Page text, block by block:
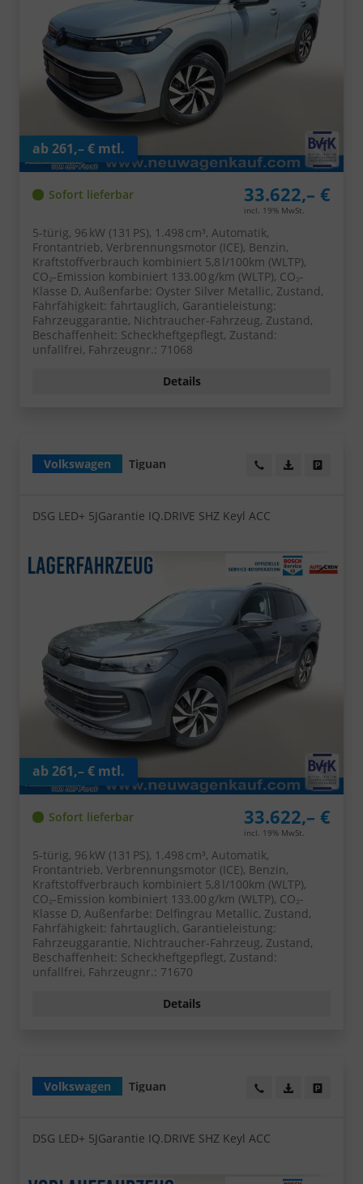
Sofort lieferbar 33.622,– €
incl. 19% MwSt.
ab 261,– € mtl.
5-türig, 96 kW (131 PS), 1.498 cm³, Automatik,
Frontantrieb, Verbrennungsmotor (ICE), Benzin,
Kraftstoffverbrauch kombiniert 5,8 l/100km (WLTP),
CO₂-Emission kombiniert 133.00 g/km (WLTP), CO₂-
Klasse D, Außenfarbe: Oyster Silver Metallic, Zustand,
Fahrfähigkeit: fahrtauglich, Garantieleistung:
Fahrzeuggarantie, Nichtraucher-Fahrzeug, Zustand,
Beschaffenheit: Scheckheftgepflegt, Zustand:
unfallfrei, Fahrzeugnr.: 71068
Details
Volkswagen Tiguan Wir rufen Sie an!
PDF-Datei,
DSG LED+ 5JGarantie IQ.DRIVE SHZ Keyl ACC
Sofort lieferbar 33.622,– €
incl. 19% MwSt.
ab 261,– € mtl.
5-türig, 96 kW (131 PS), 1.498 cm³, Automatik,
Frontantrieb, Verbrennungsmotor (ICE), Benzin,
Kraftstoffverbrauch kombiniert 5,8 l/100km (WLTP),
CO₂-Emission kombiniert 133.00 g/km (WLTP), CO₂-
Klasse D, Außenfarbe: Delfingrau Metallic, Zustand,
Fahrfähigkeit: fahrtauglich, Garantieleistung:
Fahrzeuggarantie, Nichtraucher-Fahrzeug, Zustand,
Beschaffenheit: Scheckheftgepflegt, Zustand:
unfallfrei, Fahrzeugnr.: 71670
Details
Volkswagen Tiguan Wir rufen Sie an!
PDF-Datei,
DSG LED+ 5JGarantie IQ.DRIVE SHZ Keyl ACC